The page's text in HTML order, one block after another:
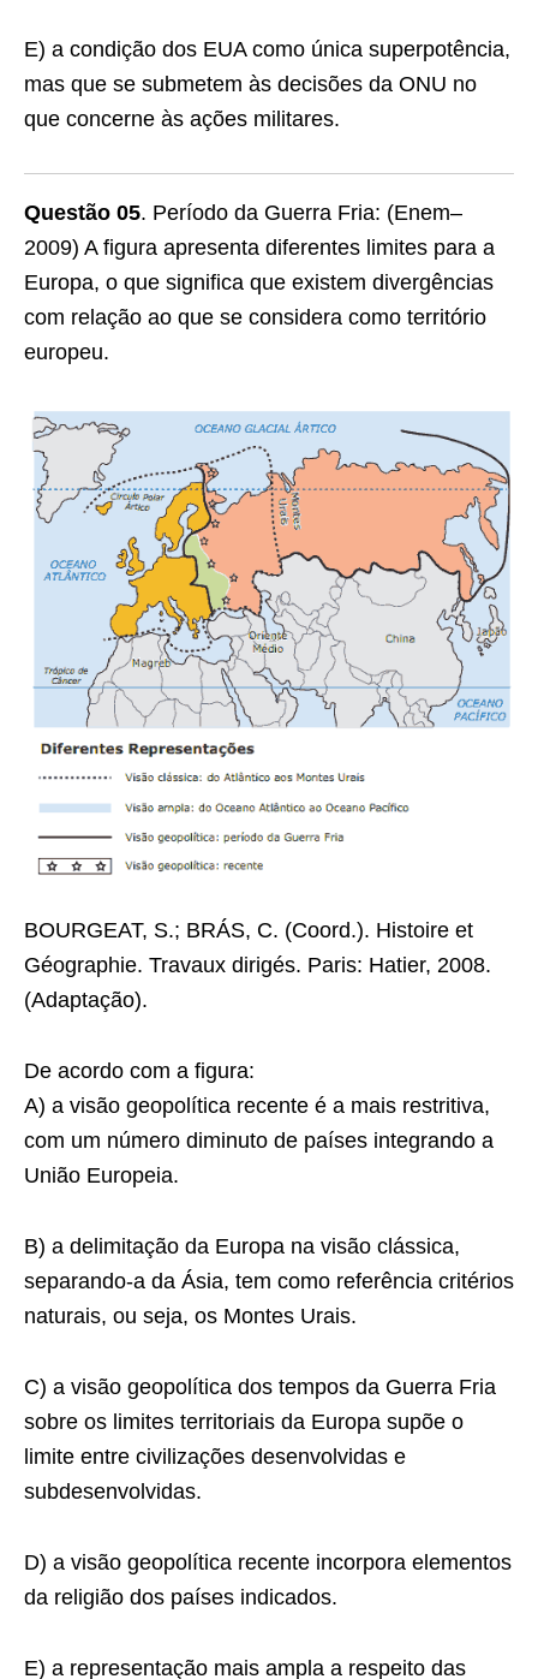
E) a condição dos EUA como única superpotência,
mas que se submetem às decisões da ONU no
que concerne às ações militares.
Questão 05. Período da Guerra Fria: (Enem–
2009) A figura apresenta diferentes limites para a
Europa, o que significa que existem divergências
com relação ao que se considera como território
europeu.
BOURGEAT, S.; BRÁS, C. (Coord.). Histoire et
Géographie. Travaux dirigés. Paris: Hatier, 2008.
(Adaptação).
De acordo com a figura:
A) a visão geopolítica recente é a mais restritiva,
com um número diminuto de países integrando a
União Europeia.
B) a delimitação da Europa na visão clássica,
separando-a da Ásia, tem como referência critérios
naturais, ou seja, os Montes Urais.
C) a visão geopolítica dos tempos da Guerra Fria
sobre os limites territoriais da Europa supõe o
limite entre civilizações desenvolvidas e
subdesenvolvidas.
D) a visão geopolítica recente incorpora elementos
da religião dos países indicados.
E) a representação mais ampla a respeito das